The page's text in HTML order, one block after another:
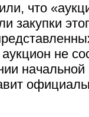
что
закупки
не
начальной